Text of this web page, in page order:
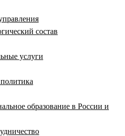
состав
услуги
образование в России и